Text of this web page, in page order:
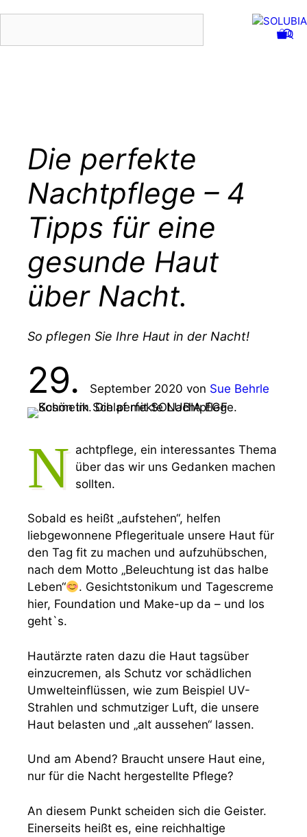
0
Die perfekte
Nachtpflege – 4
Tipps für eine
gesunde Haut
über Nacht.
So pflegen Sie Ihre Haut in der Nacht!
29. September 2020 von Sue Behrle
N achtpflege, ein interessantes Thema
über das wir uns Gedanken machen
sollten.
Sobald es heißt „aufstehen“, helfen
liebgewonnene Pflegerituale unsere Haut für
den Tag fit zu machen und aufzuhübschen,
nach dem Motto „Beleuchtung ist das halbe
Leben“
. Gesichtstonikum und Tagescreme
hier, Foundation und Make-up da – und los
geht`s.
Hautärzte raten dazu die Haut tagsüber
einzucremen, als Schutz vor schädlichen
Umwelteinflüssen, wie zum Beispiel UV-
Strahlen und schmutziger Luft, die unsere
Haut belasten und „alt aussehen“ lassen.
Und am Abend? Braucht unsere Haut eine,
nur für die Nacht hergestellte Pflege?
An diesem Punkt scheiden sich die Geister.
Einerseits heißt es, eine reichhaltige